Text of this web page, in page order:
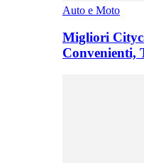
Auto e Moto
Migliori
Convenienti,